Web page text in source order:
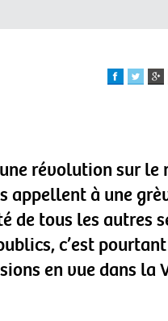
révolution sur le
appellent à une
de tous les autres
c’est
en vue dans la